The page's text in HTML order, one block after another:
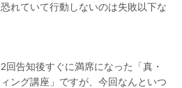
れていて行動しないのは失敗以下な
回告知後すぐに満席になった「真・
ング講座」ですが、今回なんといつ